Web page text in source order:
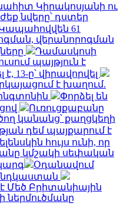
Կիրակոսյանի ու
նվերը՝ դստեր
61
վերանորոգման
Դամասկոսի
պայթյուն է
13-ը՝ վիրավորվել
է խաղում.
Փորձել են
Ուռուցքաբանը
կանանց՝ քաղցկեղի
դեմ պայքարում է
հույս ունի, որ
կմշակի սեփական
Օդանավում
Հնդկաստան
Մեծ Բրիտանիային
ներմուծմանը